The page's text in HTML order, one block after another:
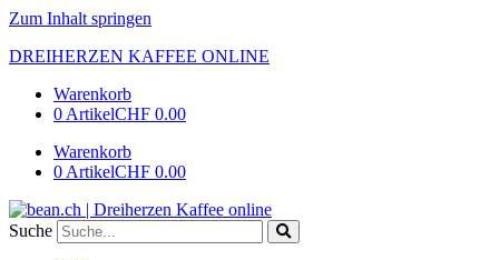
Zum Inhalt springen
DREIHERZEN KAFFEE ONLINE
Warenkorb
0 ArtikelCHF 0.00
Warenkorb
0 ArtikelCHF 0.00
Suche